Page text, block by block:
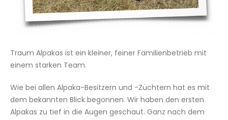
Traum Alpakas ist ein kleiner, feiner Familienbetrieb mit
einem starken Team.
Wie bei allen Alpaka-Besitzern und -Züchtern hat es mit
dem bekannten Blick begonnen. Wir haben den ersten
Alpakas zu tief in die Augen geschaut. Ganz nach dem